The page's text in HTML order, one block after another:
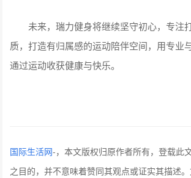
未来，瑞力健身将继续坚守初心，专注
质，打造有归属感的运动陪伴空间，用专业
通过运动收获健康与快乐。
国际生活网-，本文版权归原作者所有，登载此
之目的，并不意味着赞同其观点或证实其描述